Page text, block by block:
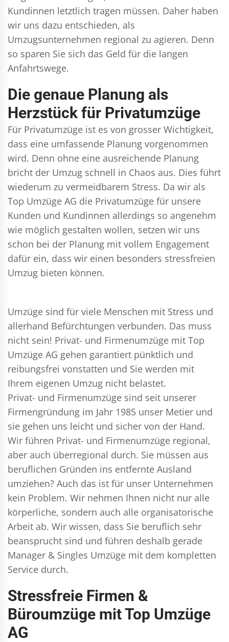
Kundinnen letztlich tragen müssen. Daher haben
wir uns dazu entschieden, als
Umzugsunternehmen regional zu agieren. Denn
so sparen Sie sich das Geld für die langen
Anfahrtswege.
Die genaue Planung als
Herzstück für Privatumzüge
Für Privatumzüge ist es von grosser Wichtigkeit,
dass eine umfassende Planung vorgenommen
wird. Denn ohne eine ausreichende Planung
bricht der Umzug schnell in Chaos aus. Dies führt
wiederum zu vermeidbarem Stress. Da wir als
Top Umzüge AG die Privatumzüge für unsere
Kunden und Kundinnen allerdings so angenehm
wie möglich gestalten wollen, setzen wir uns
schon bei der Planung mit vollem Engagement
dafür ein, dass wir einen besonders stressfreien
Umzug bieten können.
Umzüge sind für viele Menschen mit Stress und
allerhand Befürchtungen verbunden. Das muss
nicht sein! Privat- und Firmenumzüge mit Top
Umzüge AG gehen garantiert pünktlich und
reibungsfrei vonstatten und Sie werden mit
Ihrem eigenen Umzug nicht belastet.
Privat- und Firmenumzüge sind seit unserer
Firmengründung im Jahr 1985 unser Metier und
sie gehen uns leicht und sicher von der Hand.
Wir führen Privat- und Firmenumzüge regional,
aber auch überregional durch. Sie müssen aus
beruflichen Gründen ins entfernte Ausland
umziehen? Auch das ist für unser Unternehmen
kein Problem. Wir nehmen Ihnen nicht nur alle
körperliche, sondern auch alle organisatorische
Arbeit ab. Wir wissen, dass Sie beruflich sehr
beansprucht sind und führen deshalb gerade
Manager & Singles Umzüge mit dem kompletten
Service durch.
Stressfreie Firmen &
Büroumzüge mit Top Umzüge
AG